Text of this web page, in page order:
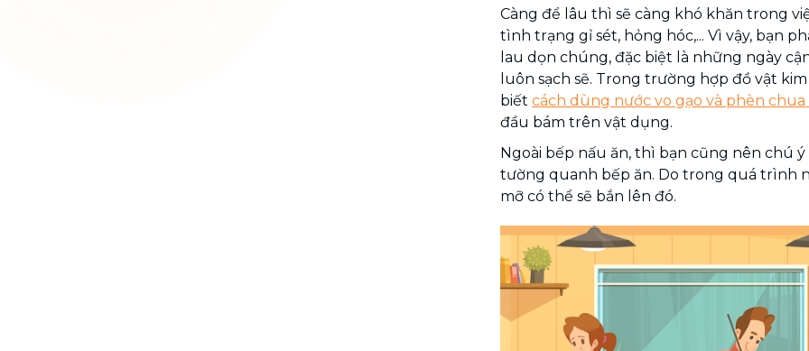
Càng để lâu thì sẽ càng khó khăn trong
tình trạng gỉ sét, hỏng hóc,... Vì vậy, bạn
lau dọn chúng, đặc biệt là những ngày
luôn sạch sẽ. Trong trường hợp đồ vật
biết cách dùng nước vo gạo và phèn
đầu bám trên vật dụng.
Ngoài bếp nấu ăn, thì bạn cũng nên chú
tường quanh bếp ăn. Do trong quá trình
mỡ có thể sẽ bắn lên đó.